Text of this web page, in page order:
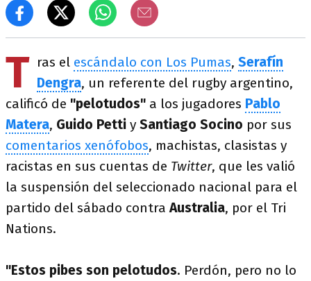
T ras el escándalo con Los Pumas, Serafín
Dengra, un referente del rugby argentino,
calificó de "pelotudos" a los jugadores Pablo
Matera, Guido Petti y Santiago Socino por sus
comentarios xenófobos, machistas, clasistas y
racistas en sus cuentas de Twitter, que les valió
la suspensión del seleccionado nacional para el
partido del sábado contraAustralia, por el Tri
Nations.
"Estos pibes son pelotudos. Perdón, pero no lo